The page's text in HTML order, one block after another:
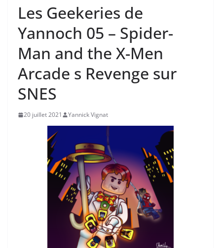
Les Geekeries de
Yannoch 05 – Spider-
Man and the X-Men
Arcade s Revenge sur
SNES
20 juillet 2021 Yannick Vignat